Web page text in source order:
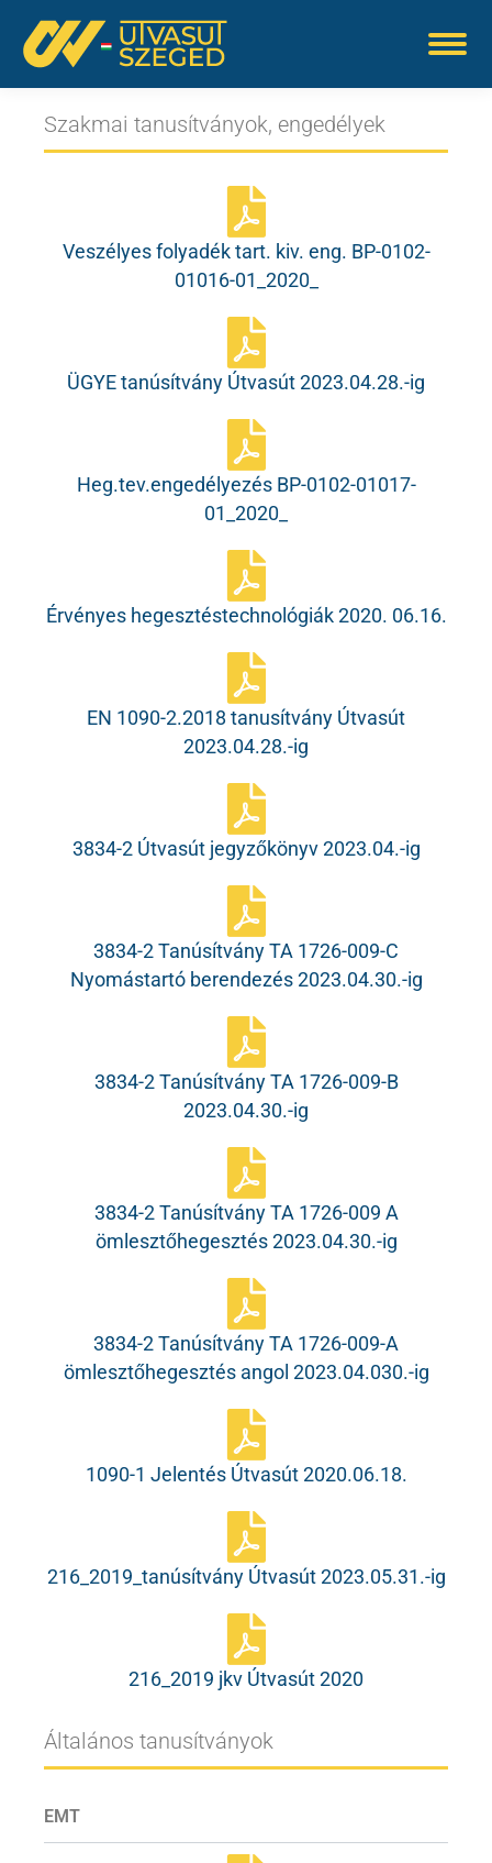
Szakmai tanusítványok, engedélyek
Veszélyes folyadék tart. kiv. eng. BP-0102-
01016-01_2020_
ÜGYE tanúsítvány Útvasút 2023.04.28.-ig
Heg.tev.engedélyezés BP-0102-01017-
01_2020_
Érvényes hegesztéstechnológiák 2020. 06.16.
EN 1090-2.2018 tanusítvány Útvasút
2023.04.28.-ig
3834-2 Útvasút jegyzőkönyv 2023.04.-ig
3834-2 Tanúsítvány TA 1726-009-C
Nyomástartó berendezés 2023.04.30.-ig
3834-2 Tanúsítvány TA 1726-009-B
2023.04.30.-ig
3834-2 Tanúsítvány TA 1726-009 A
ömlesztőhegesztés 2023.04.30.-ig
3834-2 Tanúsítvány TA 1726-009-A
ömlesztőhegesztés angol 2023.04.030.-ig
1090-1 Jelentés Útvasút 2020.06.18.
216_2019_tanúsítvány Útvasút 2023.05.31.-ig
216_2019 jkv Útvasút 2020
Általános tanusítványok
EMT